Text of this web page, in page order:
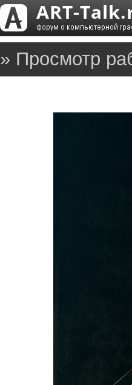
» Просмотр